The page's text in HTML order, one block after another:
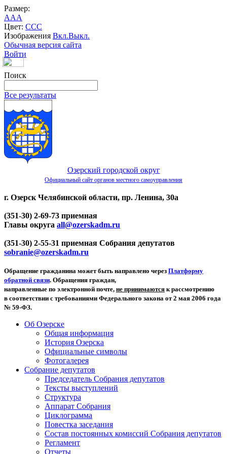
Размер:
AAA
Цвет: CCC
Изображения Вкл.Выкл.
Обычная версия сайта
Войти
Поиск
Все результаты
Озерский городской округ
Официальный сайт органов местного самоуправления
г. Озерск Челябинской области, пр. Ленина, 30а
(351-30) 2-69-73 приемная
Главы округа all@ozerskadm.ru
(351-30) 2-55-31 приемная Собрания депутатов
sobranie@ozerskadm.ru
Обращение гражданина может быть направлено через Платформу
обратной связи. Обращения граждан,
направленные по электронной почте, не принимаются к рассмотрению
в соответствии с требованиями Федерального закона от 2 мая 2006 года
№ 59-ФЗ.
Об Озерске
Общая информация
История Озерска
Официальные символы
Фотогалерея
Собрание депутатов
Председатель Собрания депутатов
Тексты выступлений
Структура
Аппарат Собрания
Циклограмма
Повестка заседания
Состав постоянных комиссий Собрания депутатов
Регламент
Отчеты